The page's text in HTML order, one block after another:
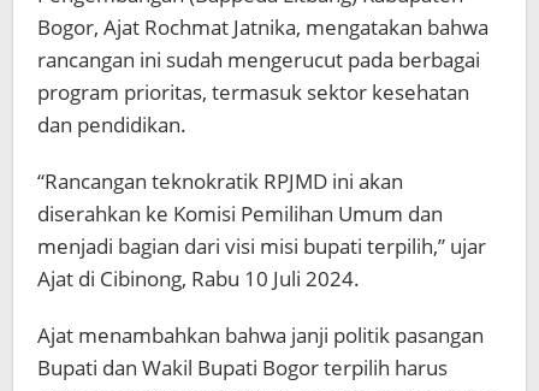
Bogor, Ajat Rochmat Jatnika, mengatakan bahwa
rancangan ini sudah mengerucut pada berbagai
program prioritas, termasuk sektor kesehatan
dan pendidikan.
“Rancangan teknokratik RPJMD ini akan
diserahkan ke Komisi Pemilihan Umum dan
menjadi bagian dari visi misi bupati terpilih,” ujar
Ajat di Cibinong, Rabu 10 Juli 2024.
Ajat menambahkan bahwa janji politik pasangan
Bupati dan Wakil Bupati Bogor terpilih harus